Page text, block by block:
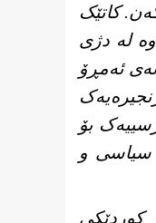
کاتێک
لە دژی
ئەمڕۆ
بۆ
سیاسی و
کوردێکی